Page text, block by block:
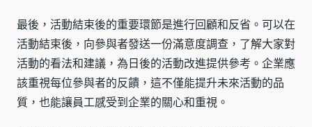
最後，活動結束後的重要環節是進行回顧和反省。可以在
活動結束後，向參與者發送一份滿意度調查，了解大家對
活動的看法和建議，為日後的活動改進提供參考。企業應
該重視每位參與者的反饋，這不僅能提升未來活動的品
質，也能讓員工感受到企業的關心和重視。